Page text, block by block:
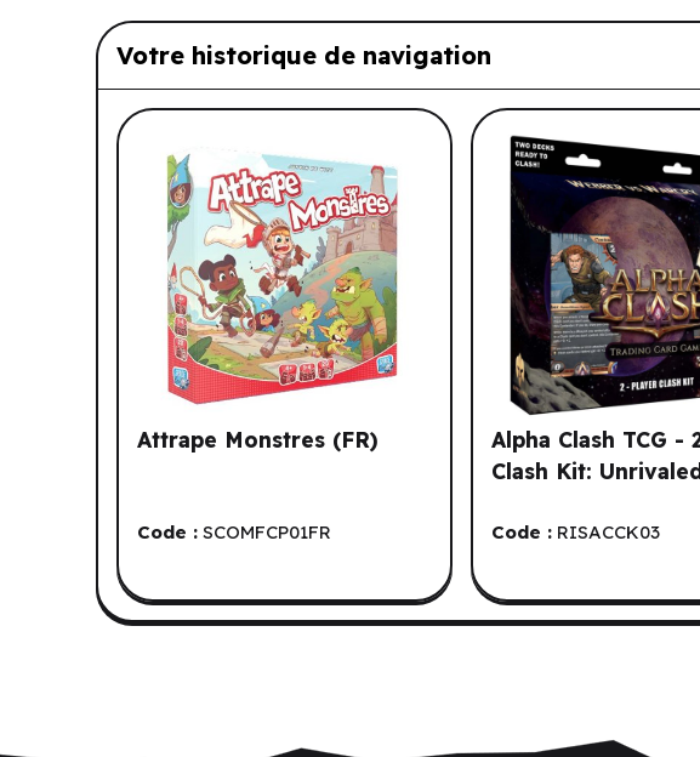
Votre historique de navigation
Liste de produits suggérés: Votre
Attrape Monstres (FR)
Code : SCOMFCP01FR
Alpha Clash TCG -
Clash Kit:
Code : RISACCK03